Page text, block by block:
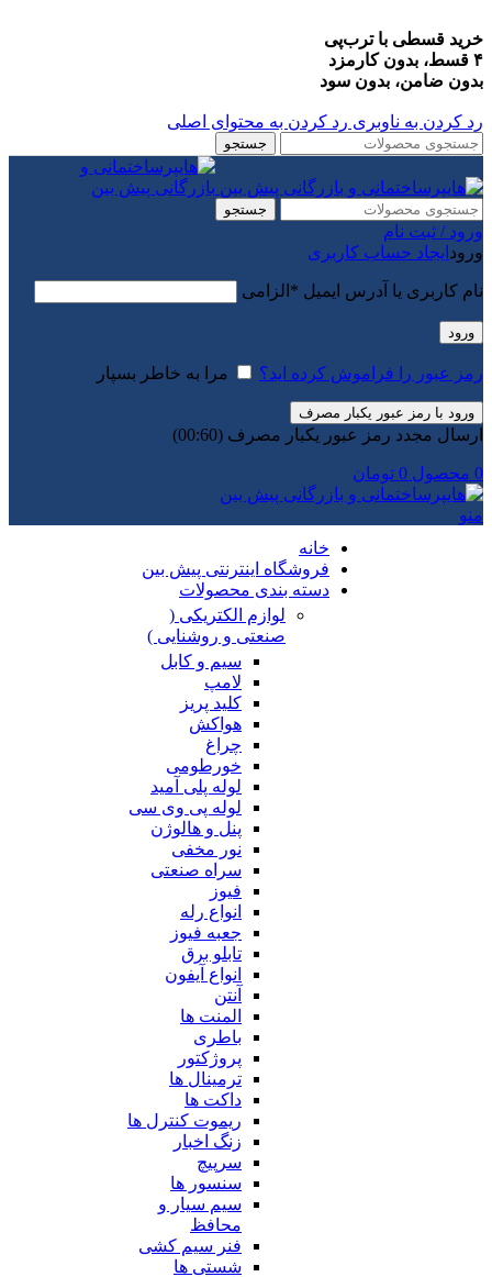
خرید قسطی با ترب‌پی
۴ قسط، بدون کارمزد
بدون ضامن، بدون سود
رد کردن به ناوبری رد کردن به محتوای اصلی
جستجو
جستجو
ورود / ثبت نام
ورود ایجاد حساب کاربری
نام کاربری یا آدرس ایمیل * الزامی
ورود
رمز عبور را فراموش کرده اید؟ مرا به خاطر بسپار
ورود با رمز عبور یکبار مصرف
ارسال مجدد رمز عبور یکبار مصرف (00:
60
)
0 محصول 0 تومان
منو
خانه
فروشگاه اینترنتی پیش بین
دسته بندی محصولات
لوازم الکتریکی (
صنعتی و روشنایی )
سیم و کابل
لامپ
کلید پریز
هواکش
چراغ
خورطومی
لوله پلی آمید
لوله پی وی سی
پنل و هالوژن
نور مخفی
سراه صنعتی
فیوز
انواع رله
جعبه فیوز
تابلو برق
انواع آیفون
آنتن
المنت ها
باطری
پروژکتور
ترمینال ها
داکت ها
ریموت کنترل ها
زنگ اخبار
سرپیچ
سنسور ها
سیم سیار و
محافظ
فنر سیم کشی
شستی ها